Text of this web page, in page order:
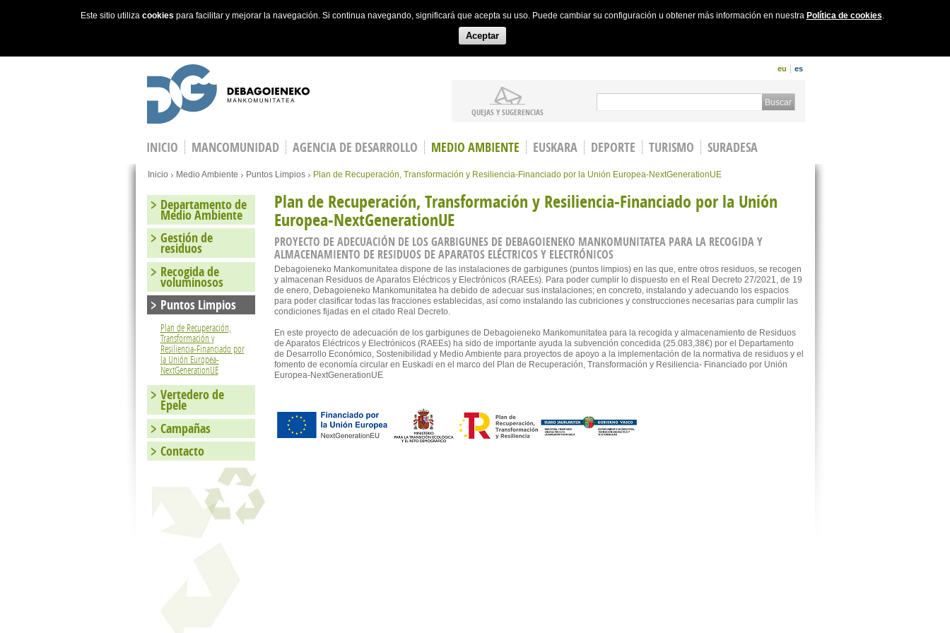
Este sitio utiliza cookies para facilitar y mejorar la navegación. Si continua navegando, significará que acepta su uso. Puede cambiar su configuración u obtener más información en nuestra Política de cookies.
Aceptar
eu es
QUEJAS Y SUGERENCIAS
Search form
INICIO MANCOMUNIDAD AGENCIA DE DESARROLLO MEDIO AMBIENTE EUSKARA DEPORTE TURISMO
SURADESA
You are here
Inicio Medio Ambiente Puntos Limpios Plan de Recuperación, Transformación y Resiliencia-Financiado por la Unión Europea-NextGenerationUE
Plan de Recuperación, Transformación y Resiliencia-Financiado por la Unión
Europea-NextGenerationUE
PROYECTO DE ADECUACIÓN DE LOS GARBIGUNES DE DEBAGOIENEKO MANKOMUNITATEA PARA LA RECOGIDA Y
ALMACENAMIENTO DE RESIDUOS DE APARATOS ELÉCTRICOS Y ELECTRÓNICOS
Debagoieneko Mankomunitatea dispone de las instalaciones de garbigunes (puntos limpios) en las que, entre otros residuos, se recogen
y almacenan Residuos de Aparatos Eléctricos y Electrónicos (RAEEs). Para poder cumplir lo dispuesto en el Real Decreto 27/2021, de 19
de enero, Debagoieneko Mankomunitatea ha debido de adecuar sus instalaciones; en concreto, instalando y adecuando los espacios
para poder clasificar todas las fracciones establecidas, así como instalando las cubriciones y construcciones necesarias para cumplir las
condiciones fijadas en el citado Real Decreto.
En este proyecto de adecuación de los garbigunes de Debagoieneko Mankomunitatea para la recogida y almacenamiento de Residuos
de Aparatos Eléctricos y Electrónicos (RAEEs) ha sido de importante ayuda la subvención concedida (25.083,38€) por el Departamento
de Desarrollo Económico, Sostenibilidad y Medio Ambiente para proyectos de apoyo a la implementación de la normativa de residuos y el
fomento de economía circular en Euskadi en el marco del Plan de Recuperación, Transformación y Resiliencia- Financiado por Unión
Europea-NextGenerationUE
Departamento de
Medio Ambiente
Gestión de
residuos
Recogida de
voluminosos
Puntos Limpios
Plan de Recuperación,
Transformación y
Resiliencia-Financiado por
la Unión Europea-
NextGenerationUE
Vertedero de
Epele
Campañas
Contacto